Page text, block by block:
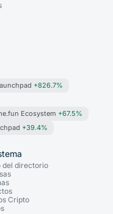
+826.7%
Ecosystem +67.5%
+39.4%
del directorio
Cripto